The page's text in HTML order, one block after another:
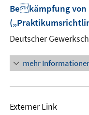
Bekämpfung von
Deutscher
mehr
Externer Link